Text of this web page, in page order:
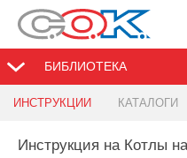
БИБЛИОТЕКА
ИНСТРУКЦИИ КАТАЛОГИ
Инструкция на Котлы